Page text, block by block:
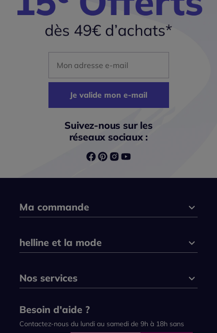
Je valide mon e-mail
Suivez-nous sur les
réseaux sociaux :
Ma commande
helline et la mode
Nos services
Besoin d'aide ?
Contactez-nous du lundi au samedi de 9h à 18h sans